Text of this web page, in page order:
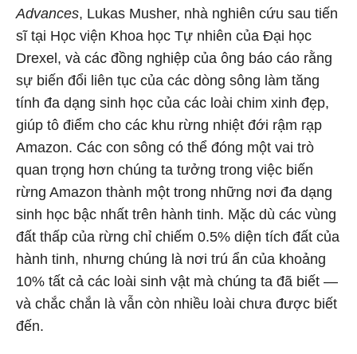
Advances, Lukas Musher, nhà nghiên cứu sau tiến
sĩ tại Học viện Khoa học Tự nhiên của Đại học
Drexel, và các đồng nghiệp của ông báo cáo rằng
sự biến đổi liên tục của các dòng sông làm tăng
tính đa dạng sinh học của các loài chim xinh đẹp,
giúp tô điểm cho các khu rừng nhiệt đới rậm rạp
Amazon. Các con sông có thể đóng một vai trò
quan trọng hơn chúng ta tưởng trong việc biến
rừng Amazon thành một trong những nơi đa dạng
sinh học bậc nhất trên hành tinh. Mặc dù các vùng
đất thấp của rừng chỉ chiếm 0.5% diện tích đất của
hành tinh, nhưng chúng là nơi trú ẩn của khoảng
10% tất cả các loài sinh vật mà chúng ta đã biết —
và chắc chắn là vẫn còn nhiều loài chưa được biết
đến.